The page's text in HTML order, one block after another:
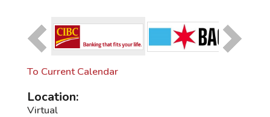
To Current Calendar
Location:
Virtual